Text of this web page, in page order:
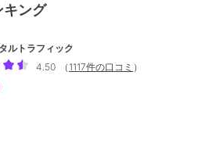
キング
ルトラフィック
4.50
（ 1117件の口コミ ）